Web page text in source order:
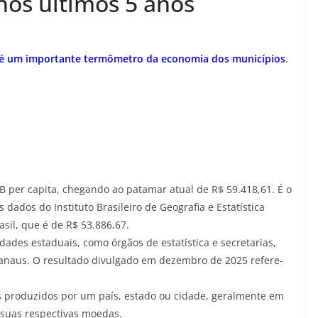
um importante termômetro da economia dos municípios.
capita, chegando ao patamar atual de R$ 59.418,61. É o
do Instituto Brasileiro de Geografia e Estatística
que é de R$ 53.886,67.
estaduais, como órgãos de estatística e secretarias,
O resultado divulgado em dezembro de 2025 refere-
produzidos por um país, estado ou cidade, geralmente em
respectivas moedas.